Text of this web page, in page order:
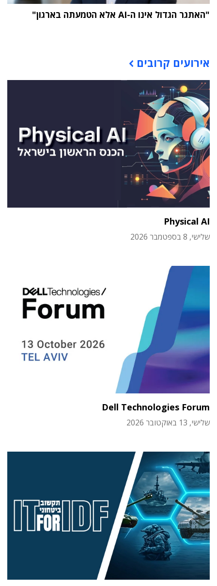
"האתגר הגדול אינו ה-AI אלא הטמעתה בארגון"
אירועים קרובים
Physical AI
שלישי, 8 בספטמבר 2026
Dell Technologies Forum
שלישי, 13 באוקטובר 2026